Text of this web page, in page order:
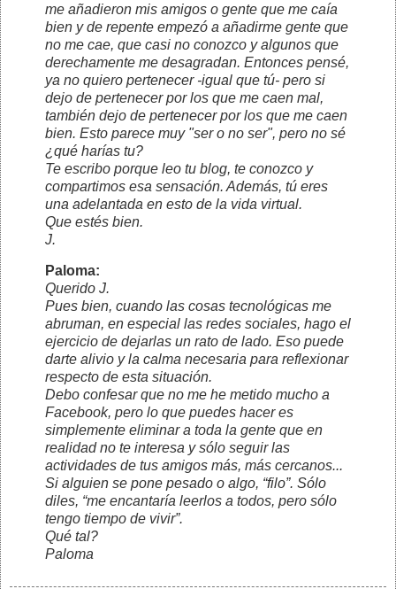
me añadieron mis amigos o gente que me caía
bien y de repente empezó a añadirme gente que
no me cae, que casi no conozco y algunos que
derechamente me desagradan. Entonces pensé,
ya no quiero pertenecer -igual que tú- pero si
dejo de pertenecer por los que me caen mal,
también dejo de pertenecer por los que me caen
bien. Esto parece muy "ser o no ser", pero no sé
¿qué harías tu?
Te escribo porque leo tu blog, te conozco y
compartimos esa sensación. Además, tú eres
una adelantada en esto de la vida virtual.
Que estés bien.
J.
Paloma:
Querido J.
Pues bien, cuando las cosas tecnológicas me
abruman, en especial las redes sociales, hago el
ejercicio de dejarlas un rato de lado. Eso puede
darte alivio y la calma necesaria para reflexionar
respecto de esta situación.
Debo confesar que no me he metido mucho a
Facebook, pero lo que puedes hacer es
simplemente eliminar a toda la gente que en
realidad no te interesa y sólo seguir las
actividades de tus amigos más, más cercanos...
Si alguien se pone pesado o algo, “filo”. Sólo
diles, “me encantaría leerlos a todos, pero sólo
tengo tiempo de vivir”.
Qué tal?
Paloma